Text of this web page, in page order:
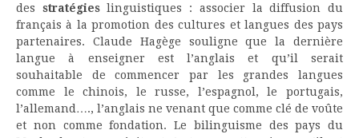
des stratégieslinguistiques : associer la diffusion du
français à la promotion des cultures et langues des pays
partenaires. Claude Hagège souligne que la dernière
langue à enseigner est l’anglais et qu’il serait
souhaitable de commencer par les grandes langues
comme le chinois, le russe, l’espagnol, le portugais,
l’allemand…., l’anglais ne venant que comme clé de voûte
et non comme fondation. Le bilinguisme des pays du